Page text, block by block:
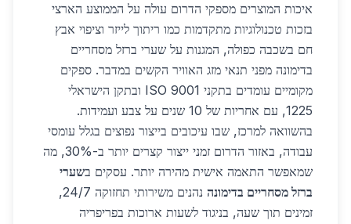
איכות המוצרים מספקי הדרום עולה על הממוצע הארצי
בזכות טכנולוגיות מתקדמות כמו ריתוך לייזר וציפוי אבץ
חם בשכבה כפולה, המגנות על שערי ברזל מסחריים
בדימונה מפני תנאי מזג האוויר הקשים במדבר. ספקים
מקומיים עומדים בתקני ISO 9001 ובתקן הישראלי
1225, עם אחריות של 10 שנים על צבע ועמידות.
בהשוואה למרכז, שבו עיכובים בייצור נפוצים בגלל עומסי
עבודה, באזור הדרום זמני ייצור קצרים יותר ב-30%, מה
שמאפשר התאמה אישית מהירה יותר. עסקים בשערי
ברזל מסחריים בדימונה
נהנים משירותי תחזוקה 24/7,
זמינים תוך שעה, בניגוד לשעות ארוכות בפריפריה